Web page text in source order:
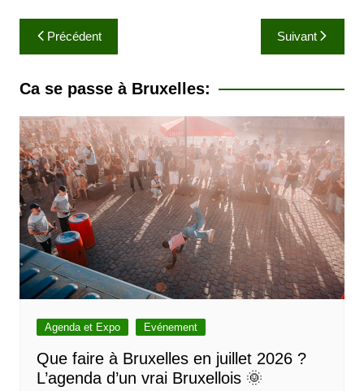
a
v
g
a
t
i
o
n
d
e
Précédent Suivant
Ca se passe à Bruxelles:
Agenda et Expo Evénement
Que faire à Bruxelles en juillet 2026 ?
L’agenda d’un vrai Bruxellois 🌞